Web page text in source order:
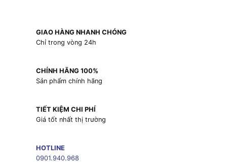
GIAO HÀNG NHANH CHÓNG
Chỉ trong vòng 24h
CHÍNH HÃNG 100%
Sản phẩm chính hãng
TIẾT KIỆM CHI PHÍ
Giá tốt nhất thị trường
HOTLINE
0901.940.968